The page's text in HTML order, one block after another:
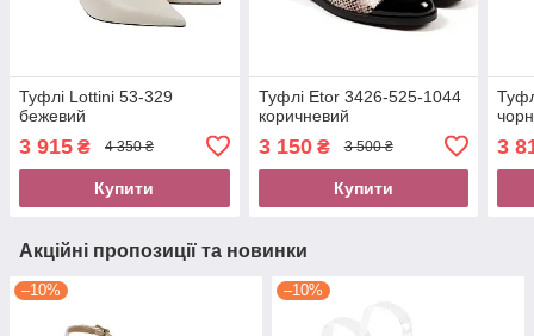
Туфлі Lottini 53-329
бежевий
3 915 ₴ 4 350 ₴
Купити
Туфлі Etor 3426-525-1044
коричневий
3 150₴ 3 500 ₴
Купити
3
Акційні пропозиції та новинки
–10% –10%